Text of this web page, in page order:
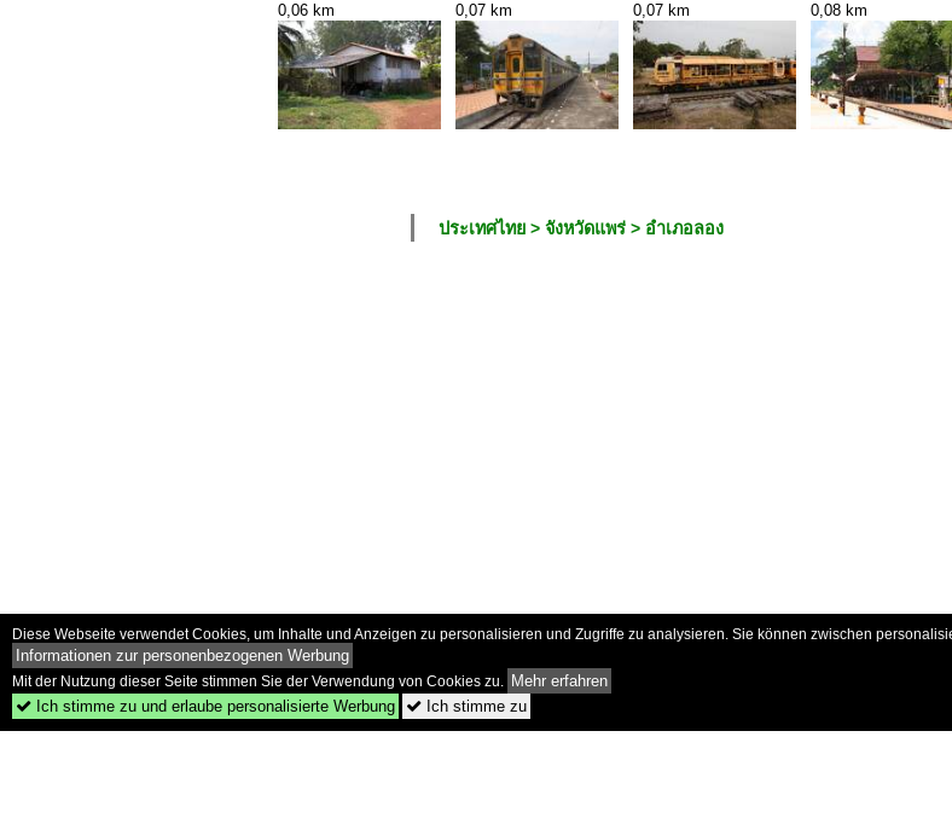
0,06 km 0,07 km 0,07 km 0,08 km
ประเทศไทย > จังหวัดแพร่ > อำเภอลอง
Diese Webseite verwendet Cookies, um Inhalte und Anzeigen zu personalisieren und Zugriffe zu analysieren. Sie können zwischen
Informationen zur personenbezogenen Werbung
Mit der Nutzung dieser Seite stimmen Sie der Verwendung von Cookies zu. Mehr erfahren
 Ich stimme zu und erlaube personalisierte Werbung  Ich stimme zu